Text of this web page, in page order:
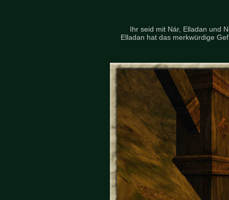
Ihr seid mit Nár, Elladan und
Elladan hat das merkwürdige